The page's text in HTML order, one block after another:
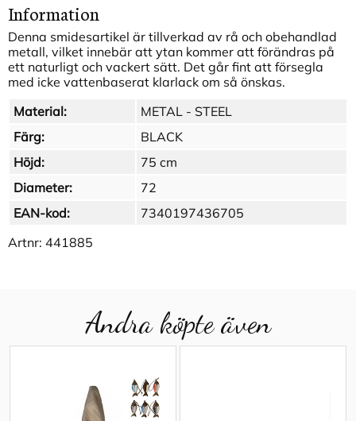
Information
Denna smidesartikel är tillverkad av rå och obehandlad
metall, vilket innebär att ytan kommer att förändras på
ett naturligt och vackert sätt. Det går fint att försegla
med icke vattenbaserat klarlack om så önskas.
Material:
METAL - STEEL
Färg:
BLACK
Höjd:
75 cm
Diameter:
72
EAN-kod:
7340197436705
Artnr: 441885
Andra köpte även